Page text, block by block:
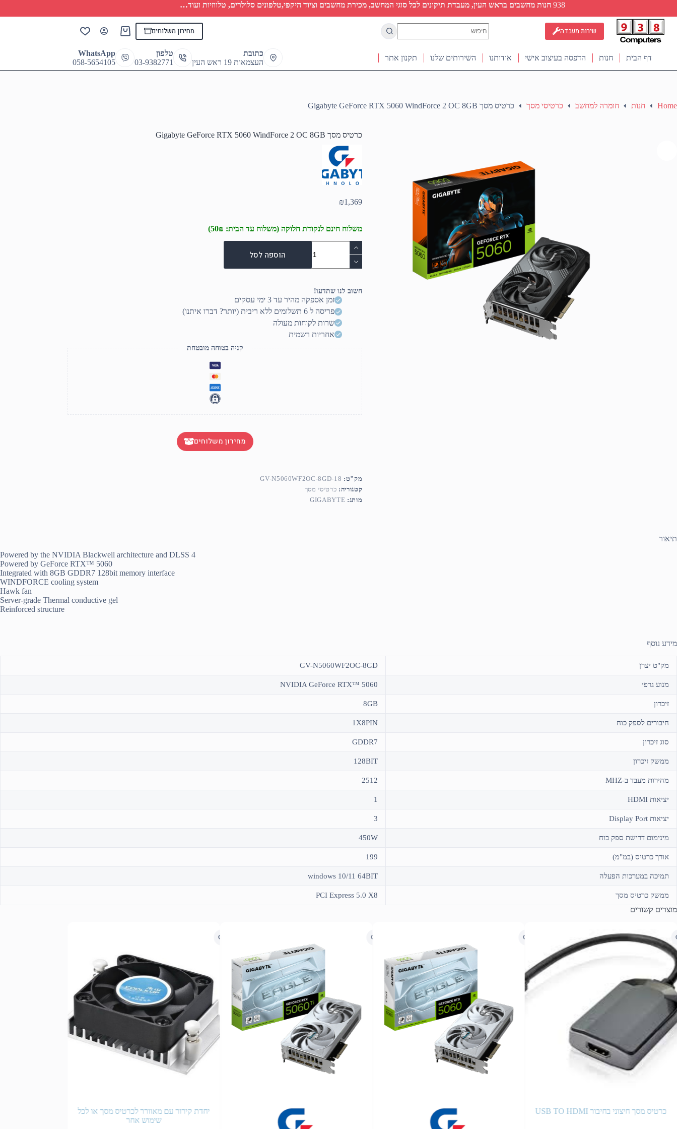
content
938 חנות מחשבים בראש העין, מעבדת תיקונים לכל סוגי המחשב, מכירת מחשבים וציוד היקפי,טלפונים סלולרים, טלווזיות ועוד…
שירות מעבדה
results
מחירון משלוחים
Shopping
דף הבית
חנות הדפסה בעיצוב אישי אודותנו השירותים שלנו תקנון אתר
כתובת
העצמאות 19 ראש העין
טלפון
03-9382771
WhatsApp
058-5654105
Home חנות חומרה למחשב כרטיסי מסך כרטיס מסך Gigabyte GeForce RTX 5060 WindForce 2 OC 8GB
כרטיס מסך Gigabyte GeForce RTX 5060 WindForce 2 OC 8GB
₪1,369
משלוח חינם לנקודת חלוקה (משלוח עד הבית: 50₪)
כמות
של
כרטיס
מסך
GeForce
RTX
WindForce
הוספה לסל
חשוב לנו שתדעו!
זמן אספקה מהיר עד 3 ימי עסקים
פריסה ל 6 תשלומים ללא ריבית (יותר? דברו איתנו)
שרות לקוחות מעולה
אחריות רשמית
קניה בטוחה מובטחת
מחירון משלוחים
מק"ט: GV-N5060WF2OC-8GD-18
קטגוריה: כרטיסי מסך
מותג: GIGABYTE
תיאור
Powered by the NVIDIA Blackwell architecture and DLSS 4
Powered by GeForce RTX™ 5060
Integrated with 8GB GDDR7 128bit memory interface
WINDFORCE cooling system
Hawk fan
Server-grade Thermal conductive gel
Reinforced structure
מידע נוסף
מק"ט יצרן GV-N5060WF2OC-8GD
מנוע גרפי NVIDIA GeForce RTX™ 5060
זיכרון 8GB
חיבורים לספק כוח 1X8PIN
סוג זיכרון GDDR7
ממשק זיכרון 128BIT
מהירות מעבד ב-MHZ 2512
יציאות HDMI 1
יציאות Display Port 3
מינימום דרישת ספק כוח 450W
אורך כרטיס (במ"מ) 199
תמיכה במערכות הפעלה windows 10/11 64BIT
ממשק כרטיס מסך PCI Express 5.0 X8
מוצרים קשורים
כרטיס מסך חיצוני בחיבור USB TO HDMI
יחדת קירור עם מאוורר לכרטיס מסך או לכל
שימוש אחר